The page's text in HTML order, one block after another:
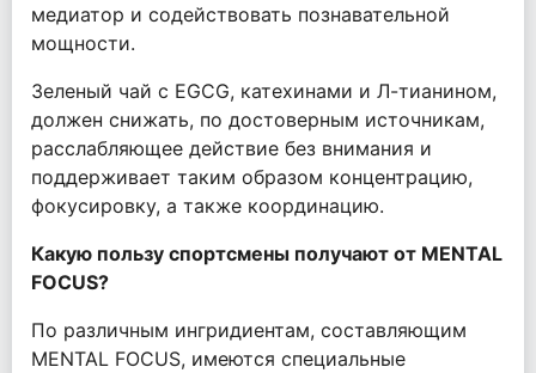
медиатор и содействовать познавательной
мощности.
Зеленый чай с EGCG, катехинами и Л-тианином,
должен снижать, по достоверным источникам,
расслабляющее действие без внимания и
поддерживает таким образом концентрацию,
фокусировку, а также координацию.
Какую пользу спортсмены получают от MENTAL
FOCUS?
По различным ингридиентам, составляющим
MENTAL FOCUS, имеются специальные